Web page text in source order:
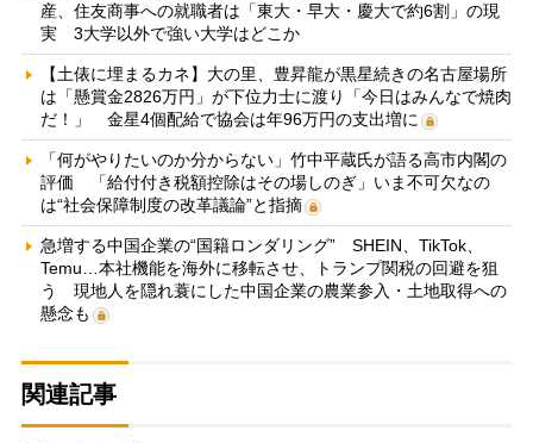
産、住友商事への就職者は「東大・早大・慶大で約6割」の現
実 3大学以外で強い大学はどこか
【土俵に埋まるカネ】大の里、豊昇龍が黒星続きの名古屋場所
は「懸賞金2826万円」が下位力士に渡り「今日はみんなで焼肉
だ！」 金星4個配給で協会は年96万円の支出増に
「何がやりたいのか分からない」竹中平蔵氏が語る高市内閣の
評価 「給付付き税額控除はその場しのぎ」いま不可欠なの
は“社会保障制度の改革議論”と指摘
急増する中国企業の“国籍ロンダリング” SHEIN、TikTok、
Temu…本社機能を海外に移転させ、トランプ関税の回避を狙
う 現地人を隠れ蓑にした中国企業の農業参入・土地取得への
懸念も
関連記事